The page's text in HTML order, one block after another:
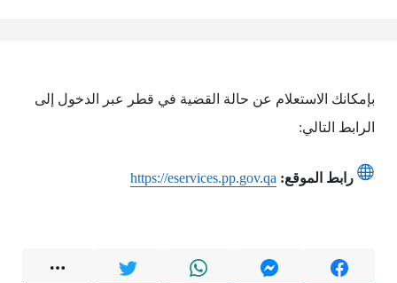
بإمكانك الاستعلام عن حالة القضية في قطر عبر الدخول إلى
الرابط التالي:
رابط الموقع: https://eservices.pp.gov.qa